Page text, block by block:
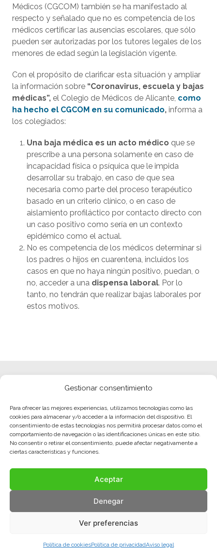
Gestionar consentimiento
Para ofrecer las mejores experiencias, utilizamos tecnologías como las
cookies para almacenar y/o acceder a la información del dispositivo. El
consentimiento de estas tecnologías nos permitirá procesar datos como el
comportamiento de navegación o las identificaciones únicas en este sitio.
No consentir o retirar el consentimiento, puede afectar negativamente a
ciertas características y funciones.
Aceptar
Denegar
Ver preferencias
Política de cookiesPolítica de privacidadAviso legal
Médicos (CGCOM) también se ha manifestado al
respecto y señalado que no es competencia de los
médicos certificar las ausencias escolares, que sólo
pueden ser autorizadas por los tutores legales de los
menores de edad según la legislación vigente.
Con el propósito de clarificar esta situación y ampliar
la información sobre “Coronavirus, escuela y bajas
médicas”, el Colegio de Médicos de Alicante, como
ha hecho el CGCOM en su comunicado, informa a
los colegiados:
Una baja médica es un acto médico que se
prescribe a una persona solamente en caso de
incapacidad física o psíquica que le impida
desarrollar su trabajo, en caso de que sea
necesaria como parte del proceso terapéutico
basado en un criterio clínico, o en caso de
aislamiento profiláctico por contacto directo con
un caso positivo como sería en un contexto
epidémico como el actual.
No es competencia de los médicos determinar si
los padres o hijos en cuarentena, incluidos los
casos en que no haya ningún positivo, puedan, o
no, acceder a una dispensa laboral. Por lo
tanto, no tendrán que realizar bajas laborales por
estos motivos.